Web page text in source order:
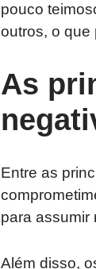
pouco
outros, o que
As
Entre as
para assumir
Além disso,